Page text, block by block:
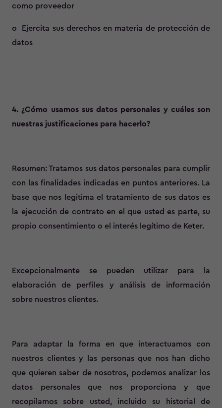
como proveedor
o Ejercita sus derechos en materia de protección de
datos
4. ¿Cómo usamos sus datos personales y cuáles son
nuestras justificaciones para hacerlo?
Resumen: Tratamos sus datos personales para cumplir
con las finalidades indicadas en puntos anteriores. La
base que nos legitima el tratamiento de sus datos es
la ejecución de contrato en el que usted es parte, su
propio consentimiento o el interés legítimo de Keter.
Excepcionalmente se pueden utilizar para la
elaboración de perfiles y análisis de información
sobre nuestros clientes.
Para adaptar la forma en que interactuamos con
nuestros clientes y las personas que nos han dicho
que quieren saber de nosotros, podemos analizar los
datos personales que nos proporciona y que
recopilamos sobre usted, incluido su historial de